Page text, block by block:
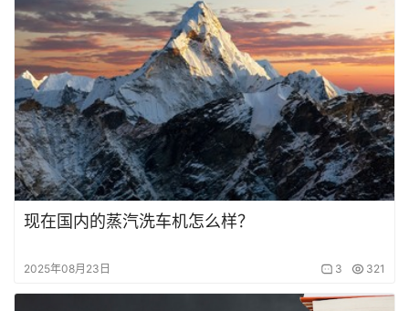
现在国内的蒸汽洗车机怎么样？
2025年08月23日 3 321